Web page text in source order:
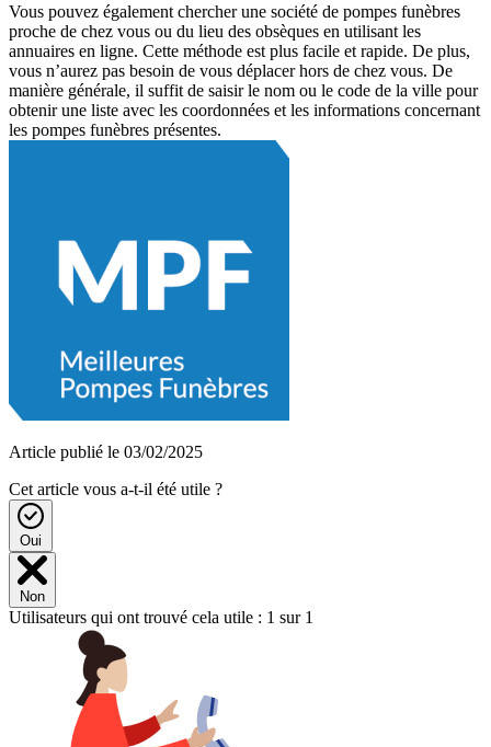
Vous pouvez également chercher une société de pompes funèbres
proche de chez vous ou du lieu des obsèques en utilisant les
annuaires en ligne. Cette méthode est plus facile et rapide. De plus,
vous n’aurez pas besoin de vous déplacer hors de chez vous. De
manière générale, il suffit de saisir le nom ou le code de la ville pour
obtenir une liste avec les coordonnées et les informations concernant
les pompes funèbres présentes.
Article publié le 03/02/2025
Cet article vous a-t-il été utile ?
Oui
Non
Utilisateurs qui ont trouvé cela utile : 1 sur 1